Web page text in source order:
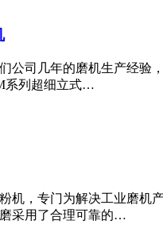
公司几年的磨机生产经验
系列超细立式…
机，专门为解决工业磨机
采用了合理可靠的…